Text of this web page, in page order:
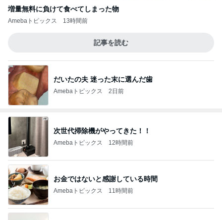
増量無料に負けて食べてしまった物
Amebaトピックス 13時間前
記事を読む
だいたの夫 迷った末に選んだ歯
Amebaトピックス 2日前
次世代掃除機がやってきた！！
Amebaトピックス 12時間前
お金ではないと感謝している時間
Amebaトピックス 11時間前